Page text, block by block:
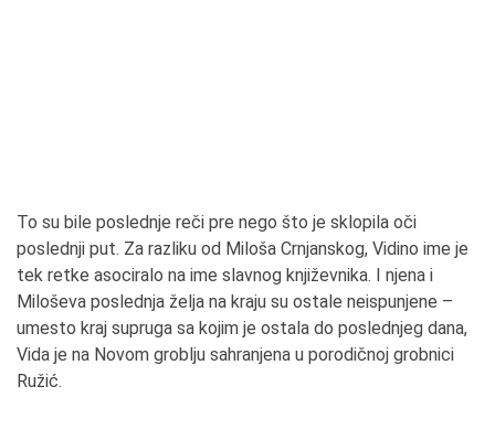
To su bile poslednje reči pre nego što je sklopila oči
poslednji put. Za razliku od Miloša Crnjanskog, Vidino ime je
tek retke asociralo na ime slavnog književnika. I njena i
Miloševa poslednja želja na kraju su ostale neispunjene –
umesto kraj supruga sa kojim je ostala do poslednjeg dana,
Vida je na Novom groblju sahranjena u porodičnoj grobnici
Ružić.